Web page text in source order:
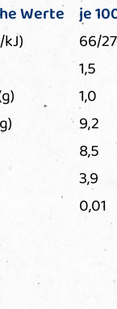
Werte je
66/
1,5
1,0
9,2
8,5
3,9
0,01